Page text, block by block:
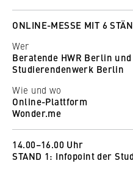
Wie und wo
ONLINE-MESSE MIT 6
Wer
Beratende HWR Berlin und
Studierendenwerk Berlin
Wie und wo
Online-Plattform
Wonder.me
14.00–16.00 Uhr
STAND 1: Infopoint der